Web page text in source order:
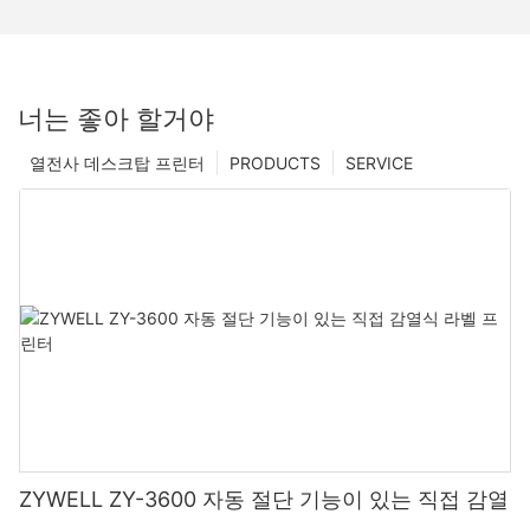
너는 좋아 할거야
SERVICE
PRODUCTS
열전사 데스크탑 프린터
ZYWELL ZY-3600 자동 절단 기능이 있는 직접 감열